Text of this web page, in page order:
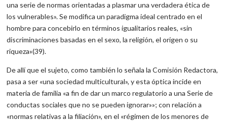
una serie de normas orientadas a plasmar una verdadera ética de
los vulnerables». Se modifica un paradigma ideal centrado en el
hombre para concebirlo en términos igualitarios reales, «sin
discriminaciones basadas en el sexo, la religión, el origen o su
riqueza»(39).
De allí que el sujeto, como también lo señala la Comisión Redactora,
pasa a ser «una sociedad multicultural», y esta óptica incide en
materia de familia «a fin de dar un marco regulatorio a una Serie de
conductas sociales que no se pueden ignorar»»; con relación a
«normas relativas a la filiación», en el «régimen de los menores de